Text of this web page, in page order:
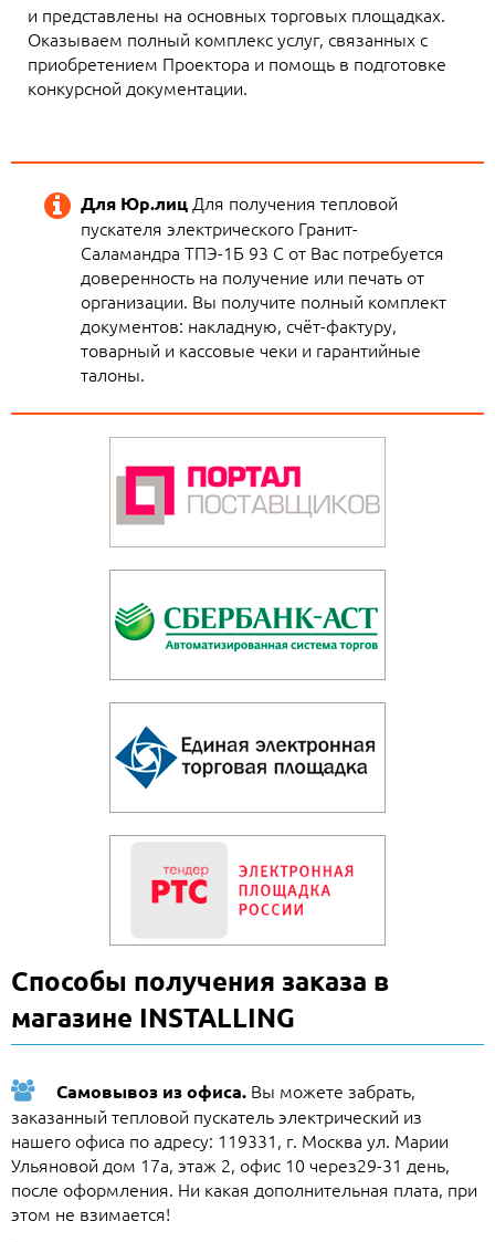
и представлены на основных торговых площадках.
Оказываем полный комплекс услуг, связанных с
приобретением Проектора и помощь в подготовке
конкурсной документации.
Для Юр.лицДля получения тепловой
пускателя электрического Гранит-
Саламандра ТПЭ-1Б 93 C от Вас потребуется
доверенность на получение или печать от
организации. Вы получите полный комплект
документов: накладную, счёт-фактуру,
товарный и кассовые чеки и гарантийные
талоны.
Способы получения заказа в
магазине INSTALLING
Самовывоз из офиса. Вы можете забрать,
заказанный тепловой пускатель электрический из
нашего офиса по адресу: 119331, г. Москва ул. Марии
Ульяновой дом 17а, этаж 2, офис 10 через29-31 день,
после оформления. Ни какая дополнительная плата, при
этом не взимается!